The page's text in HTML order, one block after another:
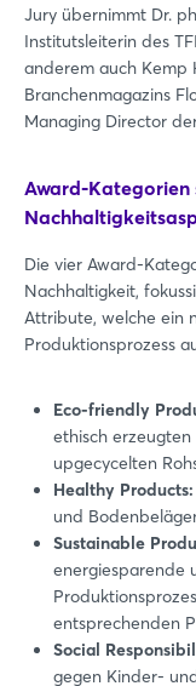
Jury übernimmt Dr.
Institutsleiterin des
anderem auch Kemp
Branchenmagazins
Managing Director
Award-Kategorien
Die vier Award-
Nachhaltigkeit,
Attribute, welche ein
Produktionsprozess
Eco-friendly
ethisch
upgecycelten
Healthy Products:
und
Sustainable
energiesparende
entsprechenden
Social
gegen Kinder-